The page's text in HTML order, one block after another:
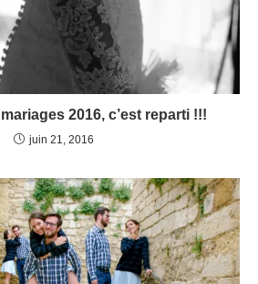
2016, c’est reparti !!!
juin 21, 2016